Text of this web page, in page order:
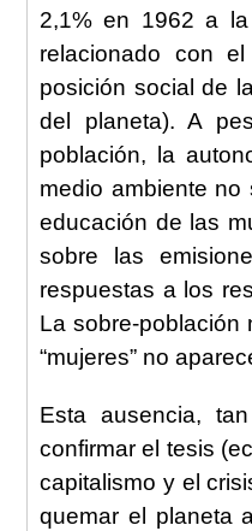
2,1% en 1962 a
relacionado con
posición social de
del planeta). A
población, la
medio ambiente
educación de las
sobre las
respuestas a los
La sobre-población
“mujeres” no
Esta ausencia,
confirmar el tesis
capitalismo y el
quemar el planeta